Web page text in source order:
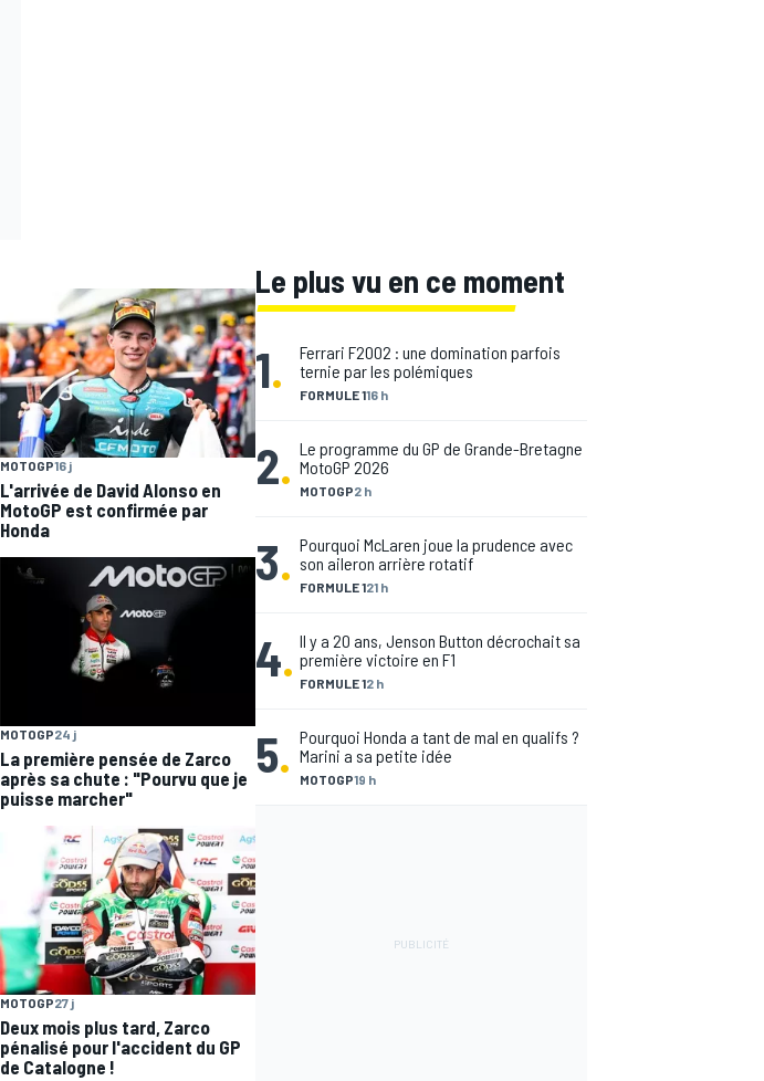
MOTOGP16 j
L'arrivée de David Alonso en
MotoGP est confirmée par
Honda
MOTOGP24 j
La première pensée de Zarco
après sa chute : "Pourvu que je
puisse marcher"
MOTOGP27 j
Deux mois plus tard, Zarco
pénalisé pour l'accident du GP
de Catalogne !
Le plus vu en ce moment
1. FORMULE 116 h
Ferrari F2002 : une domination parfois
ternie par les polémiques
2. MOTOGP2 h
Le programme du GP de Grande-Bretagne
MotoGP 2026
3. FORMULE 121 h
Pourquoi McLaren joue la prudence avec
son aileron arrière rotatif
4. FORMULE 12 h
Il y a 20 ans, Jenson Button décrochait sa
première victoire en F1
5. MOTOGP19 h
Pourquoi Honda a tant de mal en qualifs ?
Marini a sa petite idée